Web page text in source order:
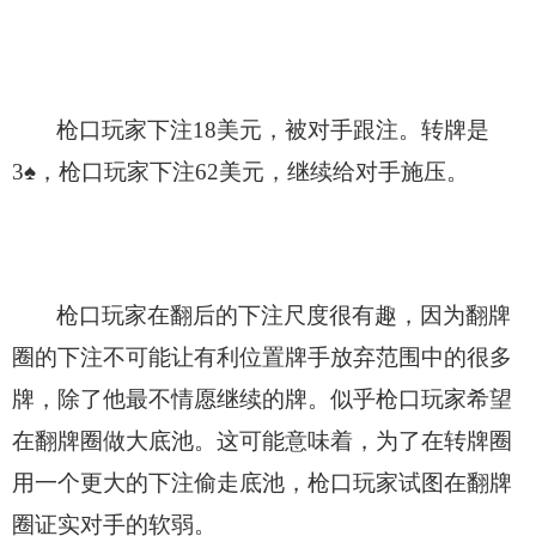
枪口玩家下注18美元，被对手跟注。转牌是
3♠ ，枪口玩家下注62美元，继续给对手施压。
枪口玩家在翻后的下注尺度很有趣，因为翻牌
圈的下注不可能让有利位置牌手放弃范围中的很多
牌，除了他最不情愿继续的牌。似乎枪口玩家希望
在翻牌圈做大底池。这可能意味着，为了在转牌圈
用一个更大的下注偷走底池，枪口玩家试图在翻牌
圈证实对手的软弱。